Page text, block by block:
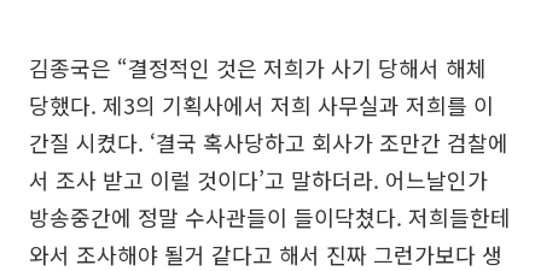
김종국은 “결정적인 것은 저희가 사기 당해서 해체
당했다. 제3의 기획사에서 저희 사무실과 저희를 이
간질 시켰다. ‘결국 혹사당하고 회사가 조만간 검찰에
서 조사 받고 이럴 것이다’고 말하더라. 어느날인가
방송중간에 정말 수사관들이 들이닥쳤다. 저희들한테
와서 조사해야 될거 같다고 해서 진짜 그런가보다 생